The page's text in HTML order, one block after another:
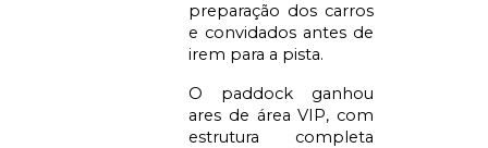
preparação dos carros
e convidados antes de
irem para a pista.
O paddock ganhou
ares de área VIP, com
estrutura completa